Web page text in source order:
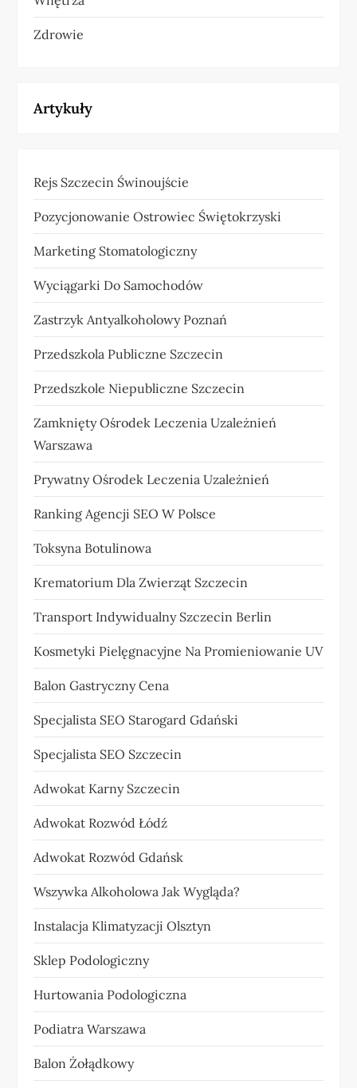
Zdrowie
Artykuły
Rejs Szczecin Świnoujście
Pozycjonowanie Ostrowiec Świętokrzyski
Marketing Stomatologiczny
Wyciągarki Do Samochodów
Zastrzyk Antyalkoholowy Poznań
Przedszkola Publiczne Szczecin
Przedszkole Niepubliczne Szczecin
Zamknięty Ośrodek Leczenia Uzależnień
Warszawa
Prywatny Ośrodek Leczenia Uzależnień
Ranking Agencji SEO W Polsce
Toksyna Botulinowa
Krematorium Dla Zwierząt Szczecin
Transport Indywidualny Szczecin Berlin
Kosmetyki Pielęgnacyjne Na Promieniowanie UV
Balon Gastryczny Cena
Specjalista SEO Starogard Gdański
Specjalista SEO Szczecin
Adwokat Karny Szczecin
Adwokat Rozwód Łódź
Adwokat Rozwód Gdańsk
Wszywka Alkoholowa Jak Wygląda?
Instalacja Klimatyzacji Olsztyn
Sklep Podologiczny
Hurtowania Podologiczna
Podiatra Warszawa
Balon Żołądkowy